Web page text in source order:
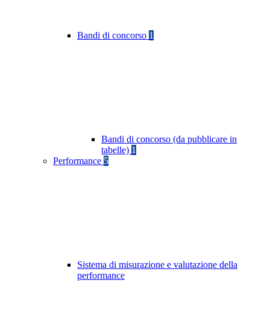
Bandi di concorso 1
Bandi di concorso (da pubblicare in
tabelle) 1
Performance 5
Sistema di misurazione e valutazione della
performance